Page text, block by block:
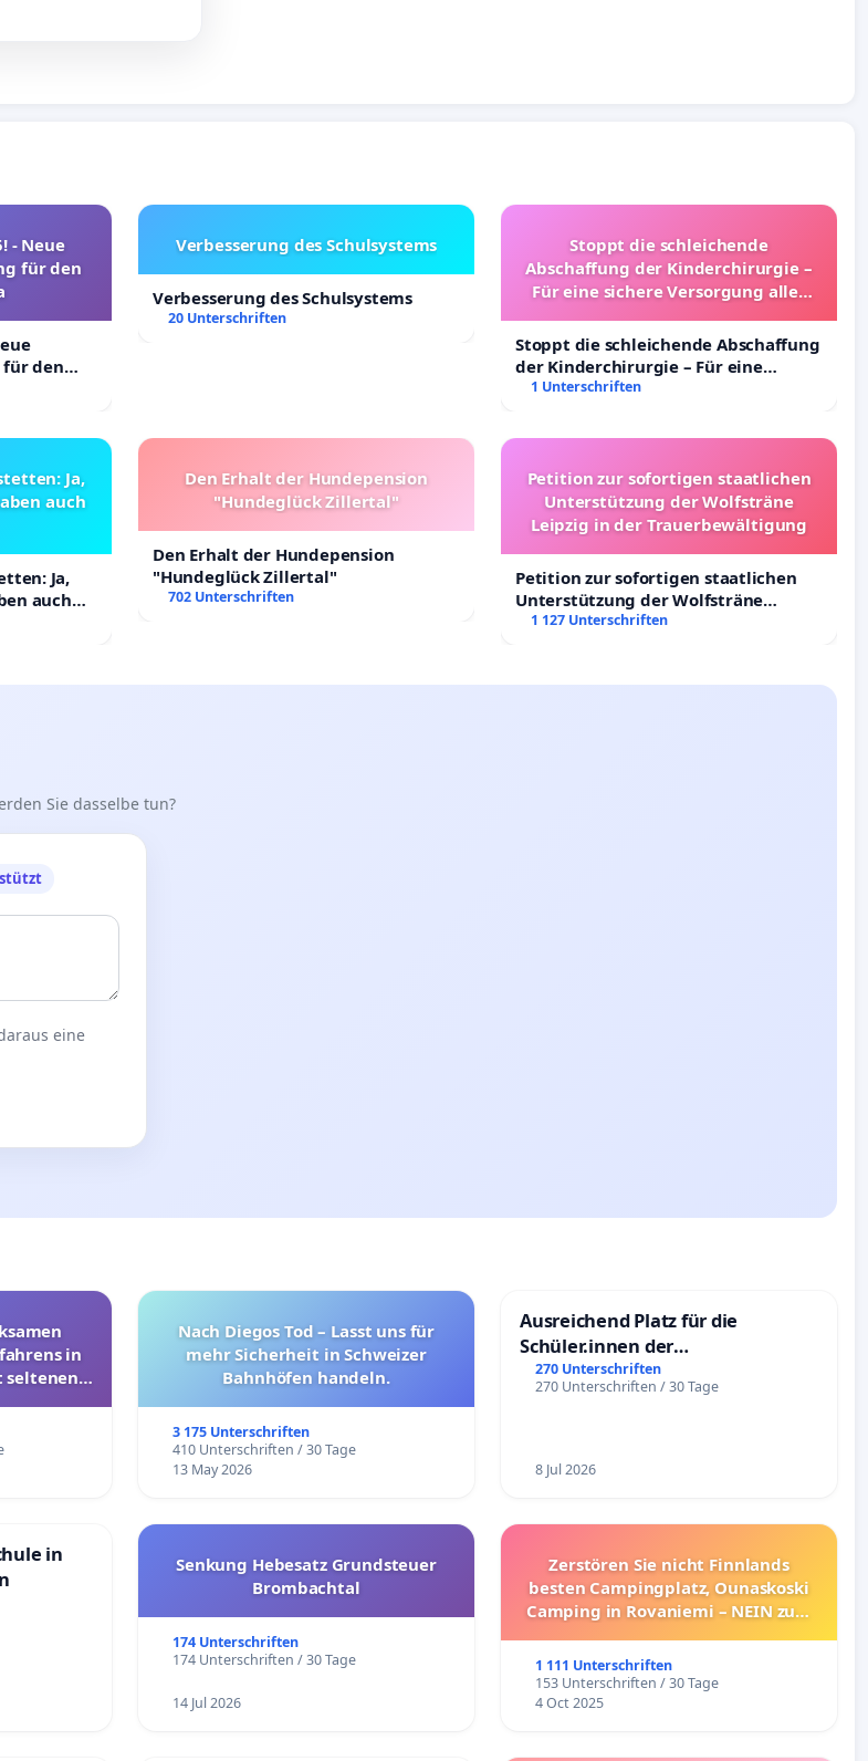
- Neue
für den
den
Verbesserung des Schulsystems
Verbesserung des Schulsystems
20 Unterschriften
Stoppt die schleichende
Abschaffung der Kinderchirurgie –
Für eine sichere Versorgung aller
Stoppt die schleichende Abschaffung
der Kinderchirurgie – Für eine
sichere Versorgung aller Kinder in
1 Unterschriften
Ja,
auch
Ja,
auch
Den Erhalt der Hundepension
"Hundeglück Zillertal"
Den Erhalt der Hundepension
"Hundeglück Zillertal"
702 Unterschriften
Petition zur sofortigen staatlichen
Unterstützung der Wolfsträne
Leipzig in der Trauerbewältigung
Petition zur sofortigen staatlichen
Unterstützung der Wolfsträne
Leipzig in der Trauerbewältigung
1 127 Unterschriften
Sie dasselbe tun?
eine
in
seltenen
Nach Diegos Tod – Lasst uns für
mehr Sicherheit in Schweizer
Bahnhöfen handeln.
3 175 Unterschriften
410 Unterschriften / 30 Tage
13 May 2026
Ausreichend Platz für die
Schüler.innen der
Schönbergschule
270 Unterschriften
270 Unterschriften / 30 Tage
8 Jul 2026
in
Senkung Hebesatz Grundsteuer
Brombachtal
174 Unterschriften
174 Unterschriften / 30 Tage
14 Jul 2026
Zerstören Sie nicht Finnlands
besten Campingplatz, Ounaskoski
Camping in Rovaniemi – NEIN zum
1 111 Unterschriften
153 Unterschriften / 30 Tage
4 Oct 2025